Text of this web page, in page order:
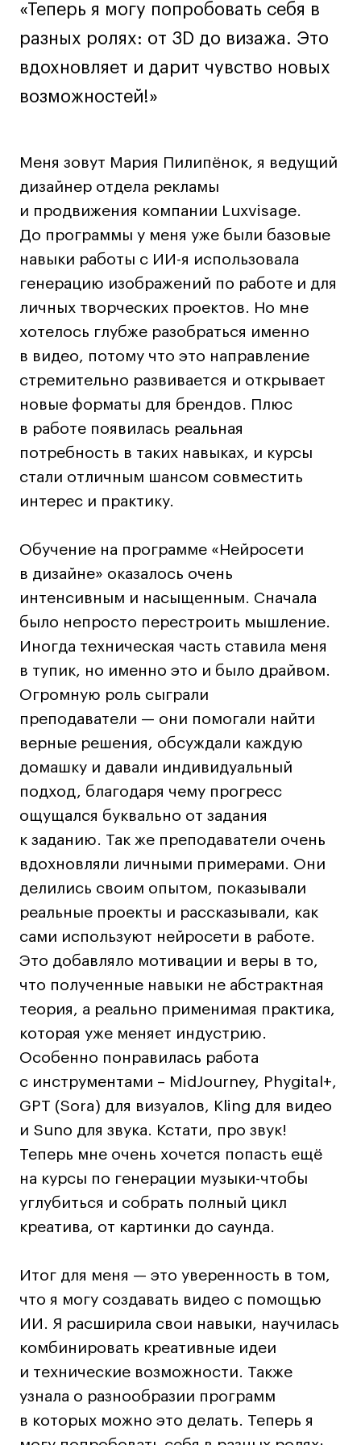
Декорирование интерьера
Дизайн одежды
Стайлинг
Современная живопись
Все программы
Интенсивы
Мода
Маркетинг
Контент
Иллюстрация
Интерьер
Лайфстайл
Навыки предпринимателя и управленца
Онлайн
Маркетинг и генерация лидов
Искусство
Фотография
Все программы
Техникум
Специалист кино- и медиапродакшена
Графический дизайнер
Цифровой маркетолог
Технолог-конструктор одежды
Коммерческий фотограф
Все программы
Для школьников
Интенсивы
Среднесрочные
Долгосрочные
Все программы
Новости
События
Блог
Преподаватели
Лицензии и аккредитации
Для прессы
Ресурсы
Партнеры
Связи с индустрией
Вакансии
Поступающим
Условия поступления
Стоимость обучения
Иностранным студентам
График учебного года
Вопросы и ответы
«Теперь я могу попробовать себя в
разных ролях: от 3D до визажа. Это
вдохновляет и дарит чувство новых
возможностей!»
Меня зовут Мария Пилипёнок, я ведущий
дизайнер отдела рекламы
и продвижения компании Luxvisage.
До программы у меня уже были базовые
навыки работы с ИИ-я использовала
генерацию изображений по работе и для
личных творческих проектов. Но мне
хотелось глубже разобраться именно
в видео, потому что это направление
стремительно развивается и открывает
новые форматы для брендов. Плюс
в работе появилась реальная
потребность в таких навыках, и курсы
стали отличным шансом совместить
интерес и практику.
Обучение на программе «Нейросети
в дизайне» оказалось очень
интенсивным и насыщенным. Сначала
было непросто перестроить мышление.
Иногда техническая часть ставила меня
в тупик, но именно это и было драйвом.
Огромную роль сыграли
преподаватели — они помогали найти
верные решения, обсуждали каждую
домашку и давали индивидуальный
подход, благодаря чему прогресс
ощущался буквально от задания
к заданию. Так же преподаватели очень
вдохновляли личными примерами. Они
делились своим опытом, показывали
реальные проекты и рассказывали, как
сами используют нейросети в работе.
Это добавляло мотивации и веры в то,
что полученные навыки не абстрактная
теория, а реально применимая практика,
которая уже меняет индустрию.
Особенно понравилась работа
с инструментами – MidJourney, Phygital+,
GPT (Sora) для визуалов, Kling для видео
и Suno для звука. Кстати, про звук!
Теперь мне очень хочется попасть ещё
на курсы по генерации музыки-чтобы
углубиться и собрать полный цикл
креатива, от картинки до саунда.
Итог для меня — это уверенность в том,
что я могу создавать видео с помощью
ИИ. Я расширила свои навыки, научилась
комбинировать креативные идеи
и технические возможности. Также
узнала о разнообразии программ
в которых можно это делать. Теперь я